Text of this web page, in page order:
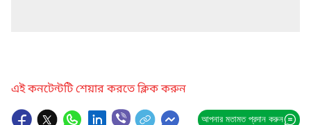
এই কনটেন্টটি শেয়ার করতে ক্লিক করুন
আপনার মতামত প্রদান করুন